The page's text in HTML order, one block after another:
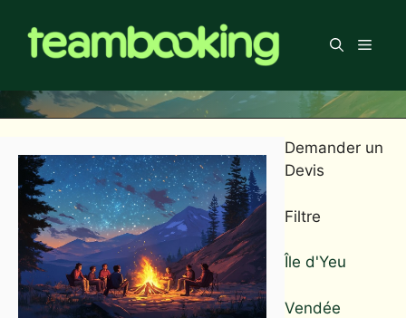
contenu
Menu
Demander un
Devis
Filtre
Île d'Yeu
Vendée